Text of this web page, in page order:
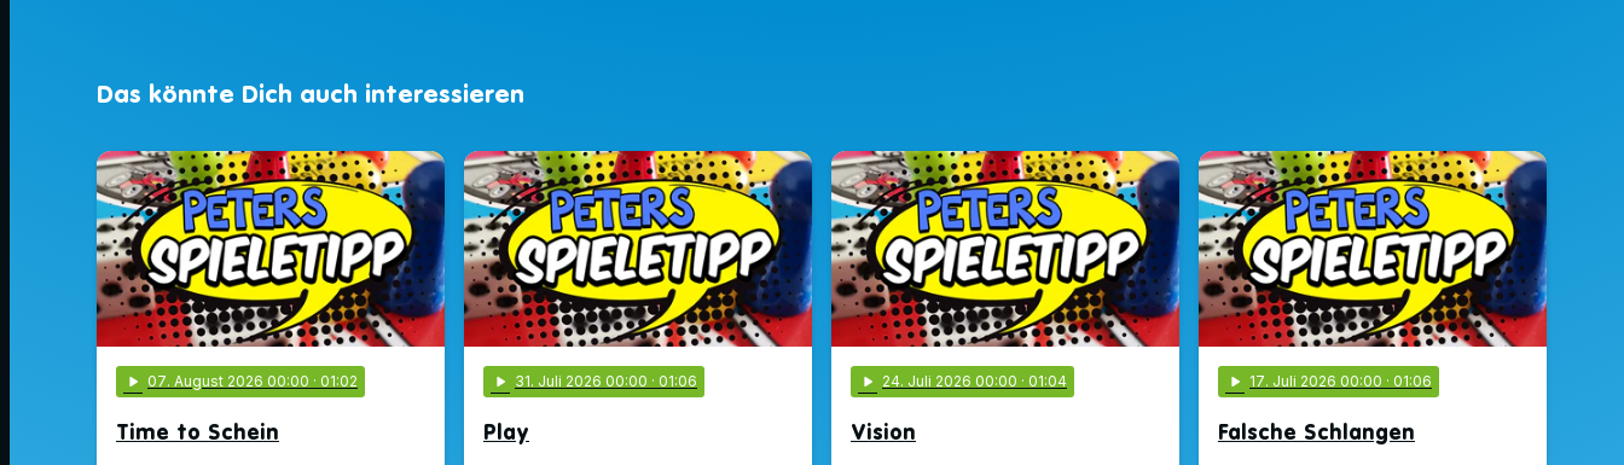
Das könnte Dich auch interessieren
play_arrow 07. August 2026 00:00 · 01:02
Time to Schein
play_arrow 31. Juli 2026 00:00 · 01:06
Play
play_arrow 24. Juli 2026 00:00 · 01:04
Vision
play_arrow 17. Juli 2026 00:00 · 01:06
Falsche Schlangen